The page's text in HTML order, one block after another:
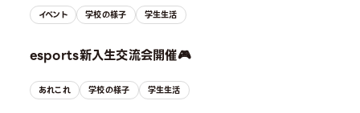
イベント 学校の様子 学生生活
esports新入生交流会開催🎮
あれこれ 学校の様子 学生生活